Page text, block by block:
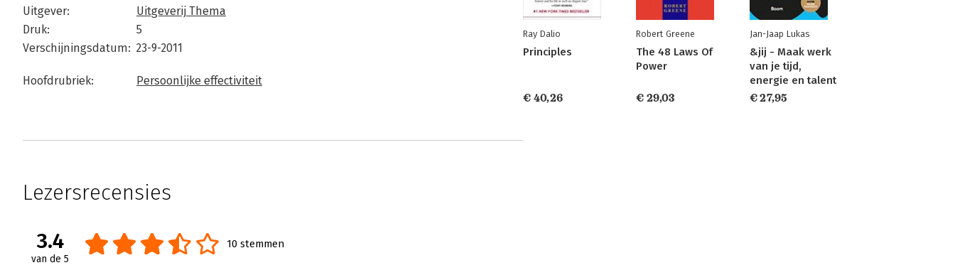
Uitgever:
Uitgeverij Thema
Druk:
5
Verschijningsdatum: 23-9-2011
Hoofdrubriek: Persoonlijke effectiviteit
Lezersrecensies
3.4
van de 5
10 stemmen
Ray Dalio
Principles
€ 40,26
Robert Greene
The 48 Laws Of
Power
€ 29,03
Jan-Jaap Lukas
&jij - Maak werk
van je tijd,
energie en talent
€ 27,95